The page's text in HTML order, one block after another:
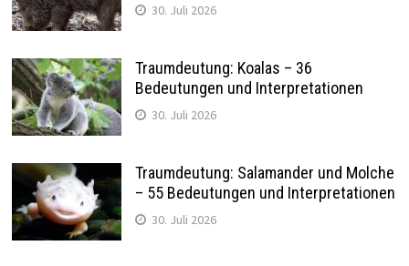
30. Juli 2026
Traumdeutung: Koalas – 36
Bedeutungen und Interpretationen
30. Juli 2026
Traumdeutung: Salamander und Molche
– 55 Bedeutungen und Interpretationen
30. Juli 2026